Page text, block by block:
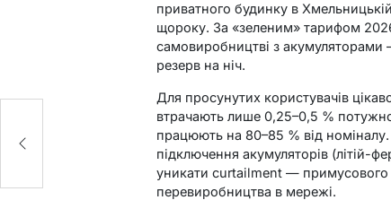
приватного будинку в
щороку. За «зеленим» тарифом
самовиробництві з акумуляторами
резерв на ніч.
Для просунутих користувачів
втрачають лише 0,25–0,5 %
працюють на 80–85 % від
підключення акумуляторів (літій-
уникати curtailment — примусового
перевиробництва в мережі.